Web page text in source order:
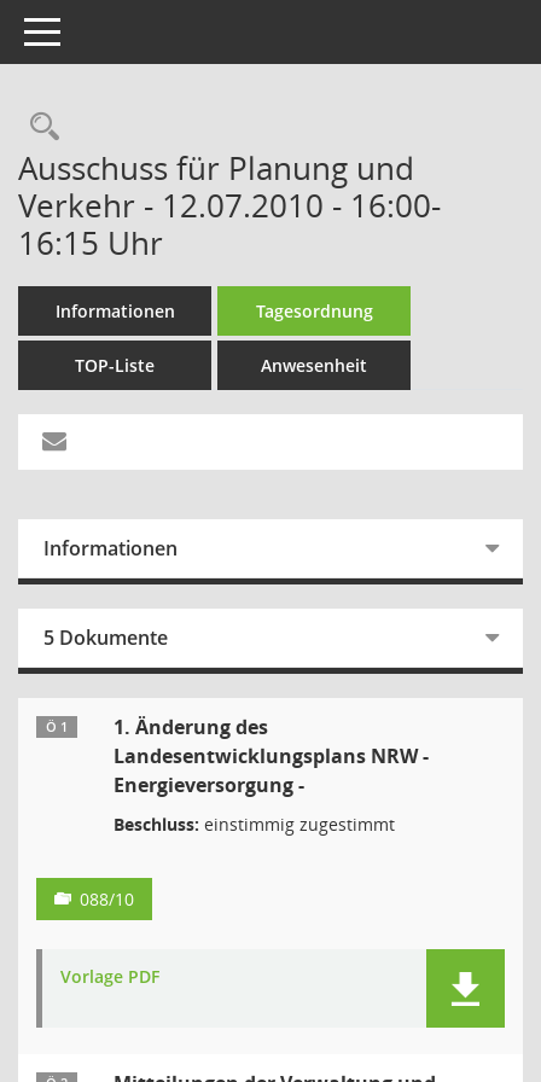
Toggle navigation
Rechercheauswahl
Ausschuss für Planung und
Verkehr - 12.07.2010 - 16:00-
16:15 Uhr
Informationen Tagesordnung
TOP-Liste Anwesenheit
Informationen
5 Dokumente
Ö 1
1. Änderung des
Landesentwicklungsplans NRW -
Energieversorgung -
Beschluss: einstimmig zugestimmt
088/10
Vorlage PDF